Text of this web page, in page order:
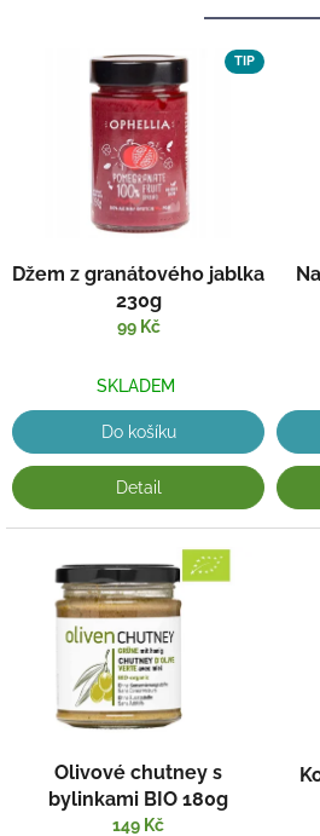
TIP
Džem z granátového jablka
230g
99 Kč
SKLADEM
Do košíku
Detail
Olivové chutney s
bylinkami BIO 180g
149 Kč